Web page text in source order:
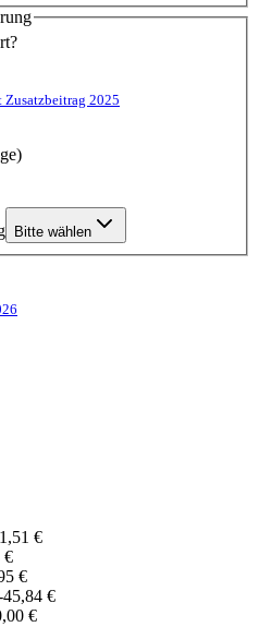
Zusatzbeitrag 2025
Bitte wählen
€
€
€
45,84 €
€